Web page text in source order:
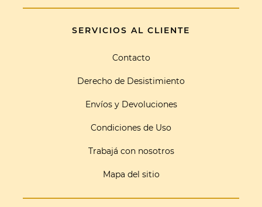
SERVICIOS AL CLIENTE
Contacto
Derecho de Desistimiento
Envíos y Devoluciones
Condiciones de Uso
Trabajá con nosotros
Mapa del sitio